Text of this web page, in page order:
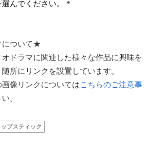
について★
ドラマに関連した様々な作品に興味を
所にリンクを設置しています。
像リンクについてはこちらのご注意事
。
ップスティック